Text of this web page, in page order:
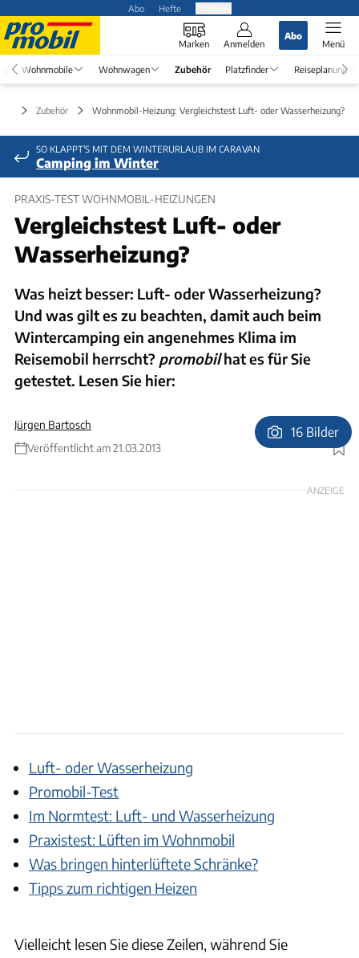
Abo Hefte
Marken Anmelden
Abo
Menü
Wohnmobile Wohnwagen Zubehör Platzfinder Reiseplanung
Zubehör Wohnmobil-Heizung: Vergleichstest Luft- oder Wasserheizung?
SO KLAPPT'S MIT DEM WINTERURLAUB IM CARAVAN
Camping im Winter
PRAXIS-TEST WOHNMOBIL-HEIZUNGEN
Vergleichstest Luft- oder
Wasserheizung?
Was heizt besser: Luft- oder Wasserheizung?
Und was gilt es zu beachten, damit auch beim
Wintercamping ein angenehmes Klima im
Reisemobil herrscht? promobilhat es für Sie
getestet. Lesen Sie hier:
Jürgen Bartosch
Veröffentlicht am 21.03.2013
Foto: Hans Lippert, Illustration: Harald Hornig
16 Bilder
ANZEIGE
Luft- oder Wasserheizung
Promobil-Test
Im Normtest: Luft- und Wasserheizung
Praxistest: Lüften im Wohnmobil
Was bringen hinterlüftete Schränke?
Tipps zum richtigen Heizen
Vielleicht lesen Sie diese Zeilen, während Sie